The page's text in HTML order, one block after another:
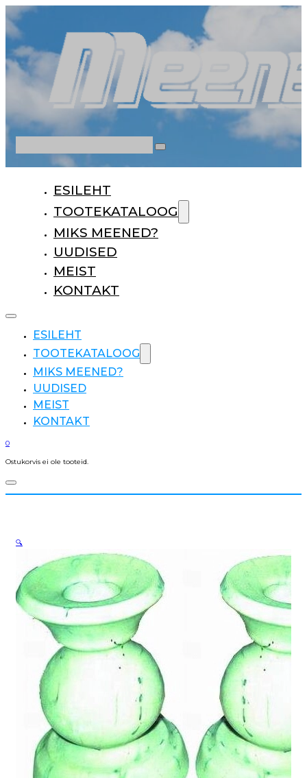
ESILEHT
TOOTEKATALOOG
MIKS MEENED?
UUDISED
MEIST
KONTAKT
ESILEHT
TOOTEKATALOOG
MIKS MEENED?
UUDISED
MEIST
KONTAKT
0
Ostukorvis ei ole tooteid.
🔍